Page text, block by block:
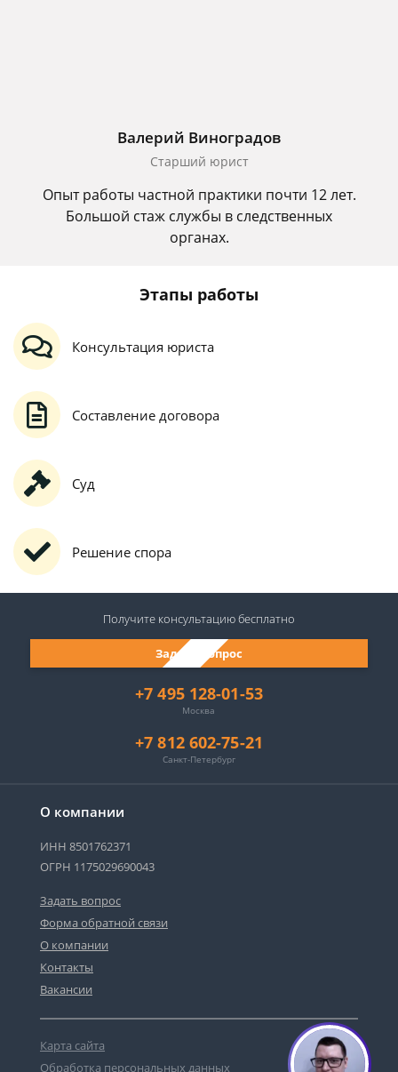
Валерий Виноградов
Старший юрист
Опыт работы частной практики почти 12 лет.
Большой стаж службы в следственных
органах.
Этапы работы
Консультация юриста
Составление договора
Суд
Решение спора
О компании
ИНН 8501762371
ОГРН 1175029690043
Задать вопрос
Форма обратной связи
О компании
Контакты
Вакансии
Карта сайта
Обработка персональных данных
+7 495 128-01-53
Москва
+7 812 602-75-21
Санкт-Петербург
Задать вопрос
Получите консультациюбесплатно